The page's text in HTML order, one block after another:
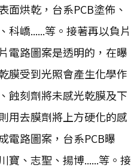
面烘乾，台系PCB塗佈、
科嶠......等。接著再以負片
電路圖案是透明的，在曝
膜受到光照會產生化學作
蝕刻劑將未感光乾膜及下
用去膜劑將上方硬化的感
電路圖案，台系PCB曝
寶、志聖、揚博......等。接